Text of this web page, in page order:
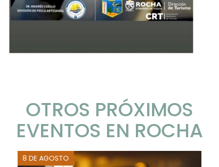
OTROS PRÓXIMOS
EVENTOS EN ROCHA
8 DE AGOSTO